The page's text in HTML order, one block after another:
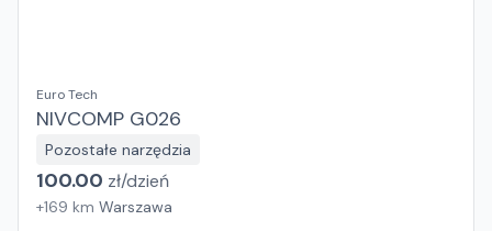
Euro Tech
NIVCOMP G026
Pozostałe narzędzia
100.00 zł/dzień
+169 km Warszawa